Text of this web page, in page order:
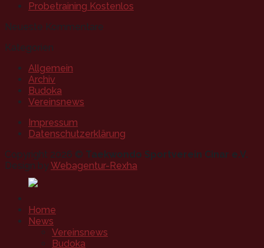
Probetraining Kostenlos
Neueste Kommentare
Kategorien
Allgemein
Archiv
Budoka
Vereinsnews
Impressum
Datenschutzerklärung
Copyright 2026 © Taekwondo Sportverein Cinar e.V.
Design byWebagentur-Rexha
Home
News
Vereinsnews
Budoka